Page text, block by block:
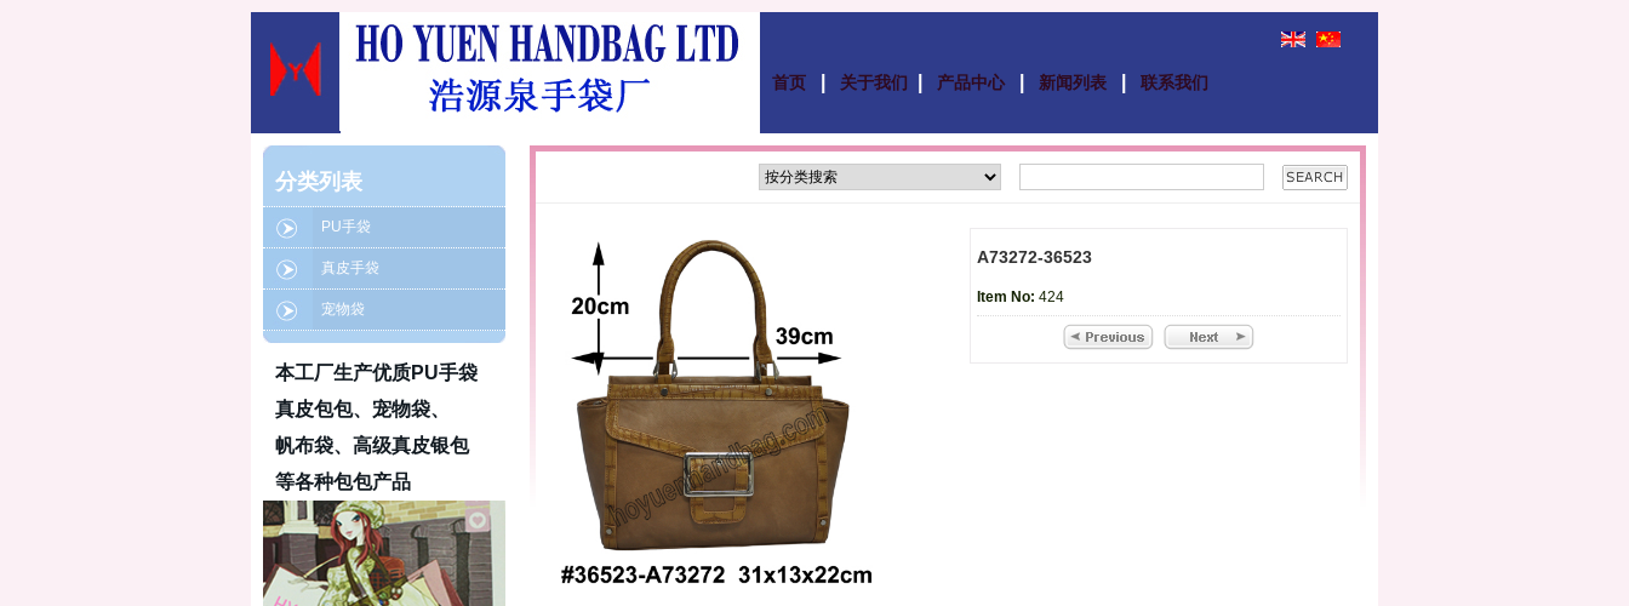
首页 关于我们 产品中心 新闻列表 联系我们
分类列表
PU手袋
真皮手袋
宠物袋
本工厂生产优质PU手袋
真皮包包、宠物袋、
帆布袋、高级真皮银包
等各种包包产品
A73272-36523
Item No: 424